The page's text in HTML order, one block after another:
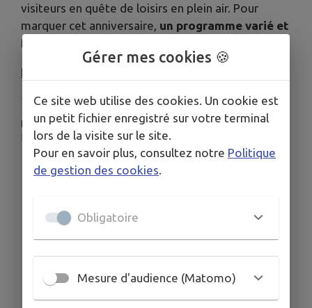
visiteurs en quête de loisirs en plein air. Pour
marquer cet anniversaire, un programme varié et
festif
PLus d'infos ici !
PLUS D'INFORMATIONS
Gérer mes cookies 🍪
Ce site web utilise des cookies. Un cookie est
un petit fichier enregistré sur votre terminal
lors de la visite sur le site.
Pour en savoir plus, consultez notre Politique
de gestion des cookies
Obligatoire
Mesure d'audience (Matomo)